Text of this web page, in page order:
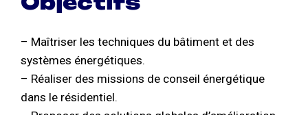
– Maîtriser les techniques du bâtiment et des
systèmes énergétiques.
– Réaliser des missions de conseil énergétique
dans le résidentiel.